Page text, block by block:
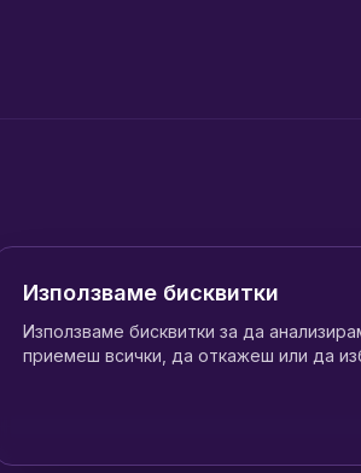
Използваме бисквитки
Използваме бисквитки за да
приемеш всички, да откажеш или да